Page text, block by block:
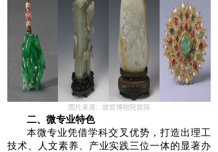
图片来源：故宫博物院官网
二、微专业特色
本微专业凭借学科交叉优势，打造出理工
技术、人文素养、产业实践三位一体的显著办